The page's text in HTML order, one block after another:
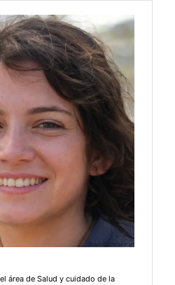
área de Salud y cuidado de la